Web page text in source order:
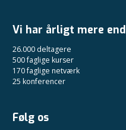
Vi har årligt mere end
26.000 deltagere
500 faglige kurser
170 faglige netværk
25 konferencer
Følg os